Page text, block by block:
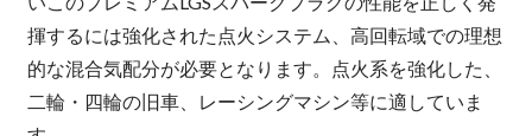
揮するには強化された点火システム、高回転域での理想
的な混合気配分が必要となります。点火系を強化した、
二輪・四輪の旧車、レーシングマシン等に適していま